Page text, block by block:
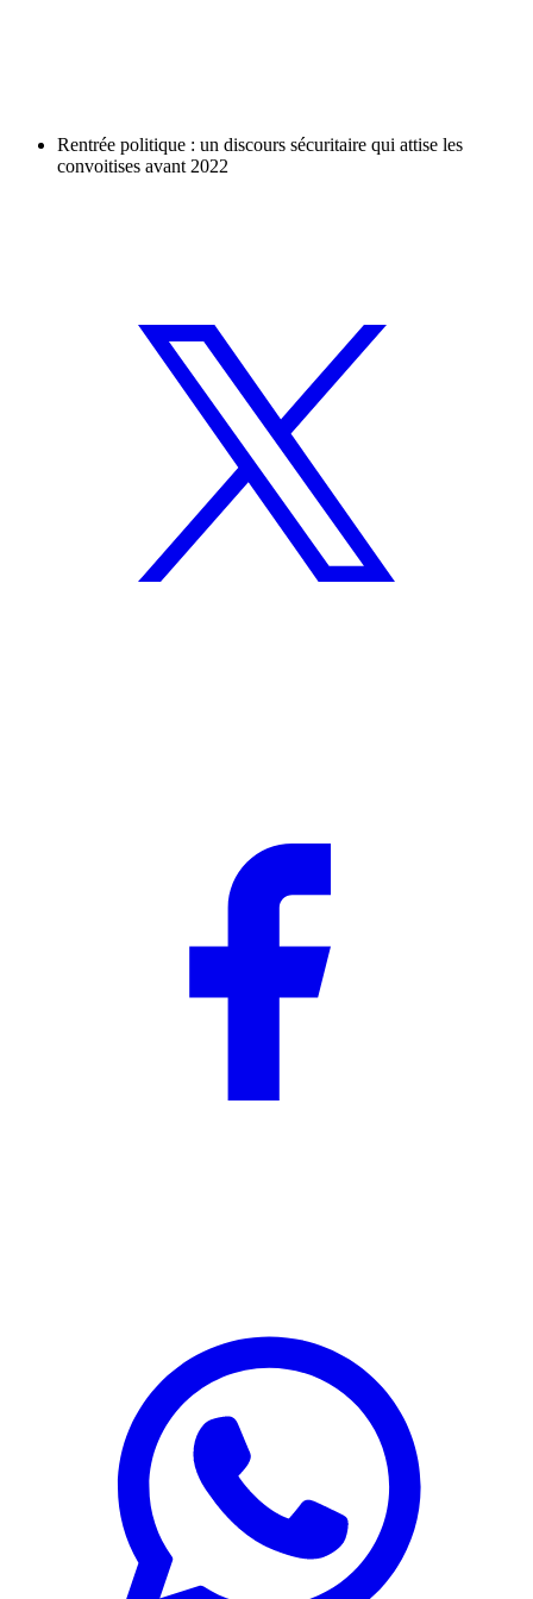
Rentrée politique : un discours sécuritaire qui attise les
convoitises avant 2022